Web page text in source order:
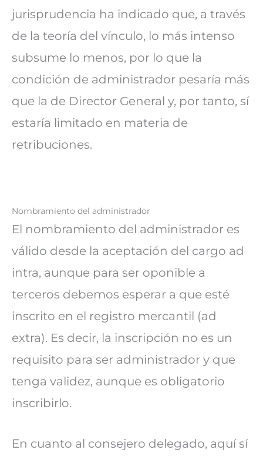
jurisprudencia ha indicado que, a través
de la teoría del vínculo, lo más intenso
subsume lo menos, por lo que la
condición de administrador pesaría más
que la de Director General y, por tanto, sí
estaría limitado en materia de
retribuciones.
Nombramiento del administrador
El nombramiento del administrador es
válido desde la aceptación del cargo ad
intra, aunque para ser oponible a
terceros debemos esperar a que esté
inscrito en el registro mercantil (ad
extra). Es decir, la inscripción no es un
requisito para ser administrador y que
tenga validez, aunque es obligatorio
inscribirlo.
En cuanto al consejero delegado, aquí sí